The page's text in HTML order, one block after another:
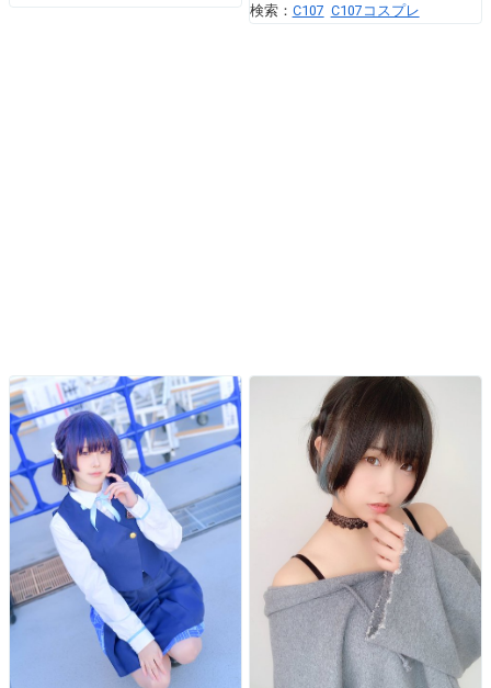
検索： C107 C107コスプレ